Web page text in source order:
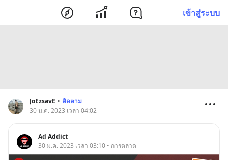
เข้าสู่ระบบ
JoEzsavE • ติดตาม
30 ม.ค. 2023 เวลา 04:02
Ad Addict
30 ม.ค. 2023 เวลา 03:10 • การตลาด